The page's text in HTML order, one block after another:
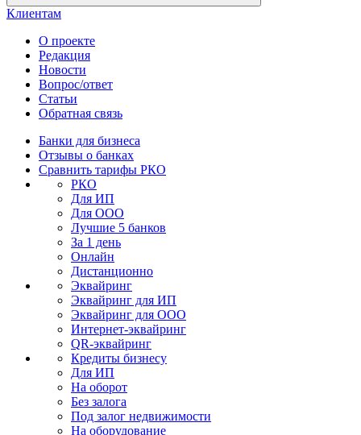
Клиентам
О проекте
Редакция
Новости
Вопрос/ответ
Статьи
Обратная связь
Банки для бизнеса
Отзывы о банках
Сравнить тарифы РКО
РКО
Для ИП
Для ООО
Лучшие 5 банков
За 1 день
Онлайн
Дистанционно
Эквайринг
Эквайринг для ИП
Эквайринг для ООО
Интернет-эквайринг
QR-эквайринг
Кредиты бизнесу
Для ИП
На оборот
Без залога
Под залог недвижимости
На оборудование